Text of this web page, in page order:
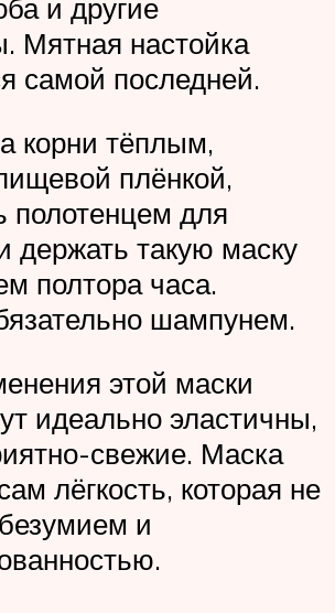
и другие
Мятная настойка
самой последней.
корни тёплым,
плёнкой,
полотенцем для
держать такую маску
полтора часа.
шампунем.
этой маски
идеально эластичны,
свежие. Маска
лёгкость, которая не
и